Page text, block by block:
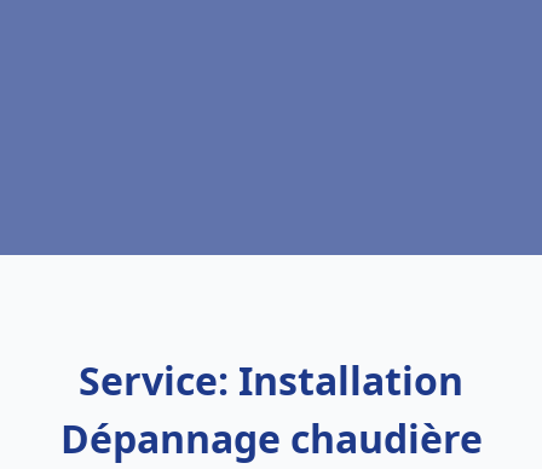
Service: Installation
Dépannage chaudière